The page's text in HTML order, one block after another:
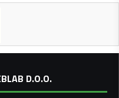
D.O.O.